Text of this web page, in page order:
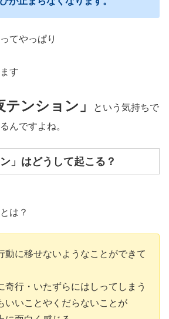
てやっぱり
す
テンション」
という気持ちで
んですよね。
」はどうして起こる？
は？
動に移せないようなことができて
奇行・いたずらにはしってしまう
いいことやくだらないことが